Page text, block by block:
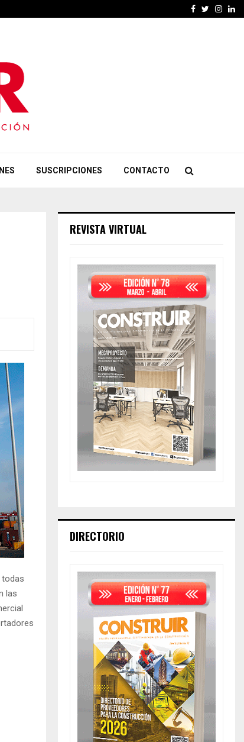
Facebook
Twitter
SUSCRIPCIONES CONTACTO
todas
las
REVISTA VIRTUAL
DIRECTORIO